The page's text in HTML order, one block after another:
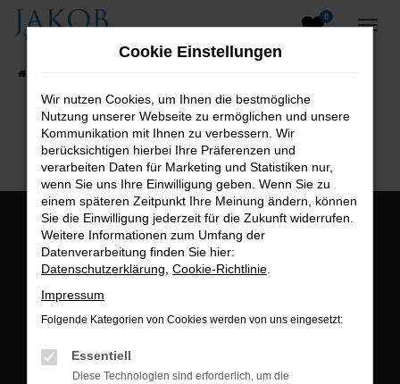
Zum
0
B2B-Shop
Öffnungszeiten:
Montag bis Freitag:
Postadresse:
Cookie Einstellungen
Wir nutzen Cookies, um Ihnen die bestmögliche
Nutzung unserer Webseite zu ermöglichen und unsere
Kommunikation mit Ihnen zu verbessern. Wir
berücksichtigen hierbei Ihre Präferenzen und
verarbeiten Daten für Marketing und Statistiken nur,
wenn Sie uns Ihre Einwilligung geben. Wenn Sie zu
einem späteren Zeitpunkt Ihre Meinung ändern, können
Sie die Einwilligung jederzeit für die Zukunft widerrufen.
Weitere Informationen zum Umfang der
Datenverarbeitung finden Sie hier:
Datenschutzerklärung Cookie-Richtlinie
Impressum
Folgende Kategorien von Cookies werden von uns eingesetzt:
Essentiell
Diese Technologien sind erforderlich, um die